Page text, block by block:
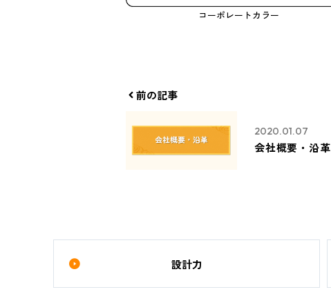
コーポレートカラー
前の記事
2020.01.07
会社概要・沿革
設計力